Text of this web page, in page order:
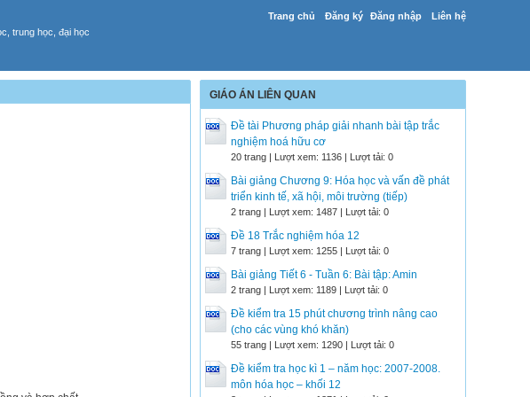
Trang chủ Đăng ký Đăng nhập Liên hệ
trung học, đại học
GIÁO ÁN LIÊN QUAN
Đề tài Phương pháp giải nhanh bài tập trắc
nghiệm hoá hữu cơ
20 trang | Lượt xem: 1136 | Lượt tải: 0
Bài giảng Chương 9: Hóa học và vấn đề phát
triển kinh tế, xã hội, môi trường (tiếp)
2 trang | Lượt xem: 1487 | Lượt tải: 0
Đề 18 Trắc nghiệm hóa 12
7 trang | Lượt xem: 1255 | Lượt tải: 0
Bài giảng Tiết 6 - Tuần 6: Bài tập: Amin
2 trang | Lượt xem: 1189 | Lượt tải: 0
Đề kiểm tra 15 phút chương trình nâng cao
(cho các vùng khó khăn)
55 trang | Lượt xem: 1290 | Lượt tải: 0
Đề kiểm tra học kì 1 – năm học: 2007-2008.
môn hóa học – khối 12